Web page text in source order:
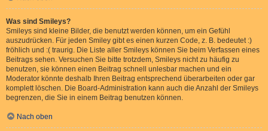
Was sind Smileys?
Smileys sind kleine Bilder, die benutzt werden können, um ein Gefühl
auszudrücken. Für jeden Smiley gibt es einen kurzen Code, z. B. bedeutet :)
fröhlich und :( traurig. Die Liste aller Smileys können Sie beim Verfassen eines
Beitrags sehen. Versuchen Sie bitte trotzdem, Smileys nicht zu häufig zu
benutzen, sie können einen Beitrag schnell unlesbar machen und ein
Moderator könnte deshalb Ihren Beitrag entsprechend überarbeiten oder gar
komplett löschen. Die Board-Administration kann auch die Anzahl der Smileys
begrenzen, die Sie in einem Beitrag benutzen können.
Nach oben